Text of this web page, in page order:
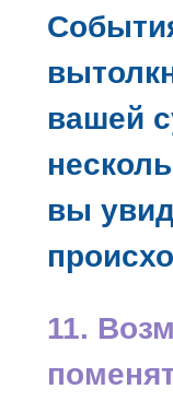
вашей
вы
11.